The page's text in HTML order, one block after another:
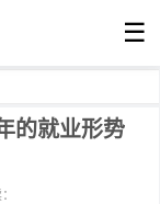
☰
的就业形势